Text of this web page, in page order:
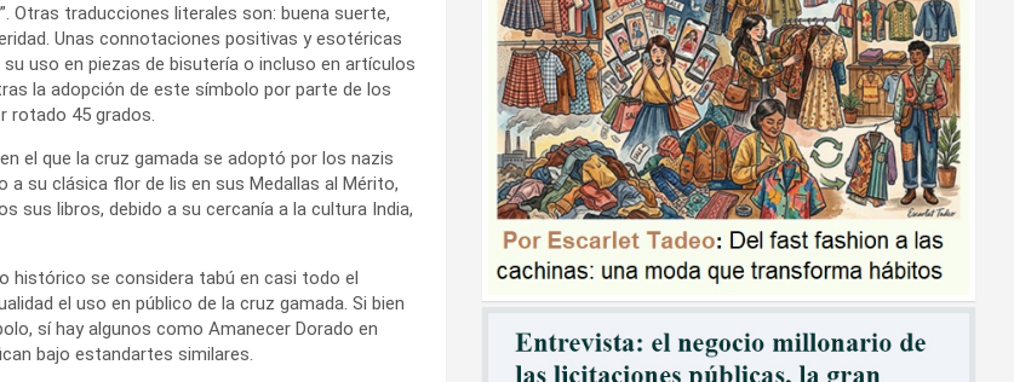
Otras traducciones literales son: buena suerte,
Unas connotaciones positivas y esotéricas
uso en piezas de bisutería o incluso en artículos
la adopción de este símbolo por parte de los
rotado 45 grados.
el que la cruz gamada se adoptó por los nazis
a su clásica flor de lis en sus Medallas al Mérito,
sus libros, debido a su cercanía a la cultura India,
histórico se considera tabú en casi todo el
el uso en público de la cruz gamada. Si bien
sí hay algunos como Amanecer Dorado en
bajo estandartes similares.